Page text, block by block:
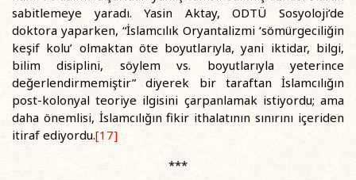
sabitlemeye yaradı. Yasin Aktay, ODTÜ Sosyoloji’de
doktora yaparken, “İslamcılık Oryantalizmi ‘sömürgeciliğin
keşif kolu’ olmaktan öte boyutlarıyla, yani iktidar, bilgi,
bilim disiplini, söylem vs. boyutlarıyla yeterince
değerlendirmemiştir” diyerek bir taraftan İslamcılığın
post-kolonyal teoriye ilgisini çarpanlamak istiyordu; ama
daha önemlisi, İslamcılığın fikir ithalatının sınırını içeriden
itiraf ediyordu.[17]
***